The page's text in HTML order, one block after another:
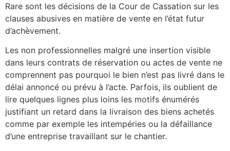
Rare sont les décisions de la Cour de Cassation sur les
clauses abusives en matière de vente en l’état futur
d’achèvement.
Les non professionnelles malgré une insertion visible
dans leurs contrats de réservation ou actes de vente ne
comprennent pas pourquoi le bien n’est pas livré dans le
délai annoncé ou prévu à l’acte. Parfois, ils oublient de
lire quelques lignes plus loins les motifs énumérés
justifiant un retard dans la livraison des biens achetés
comme par exemple les intempéries ou la défaillance
d’une entreprise travaillant sur le chantier.